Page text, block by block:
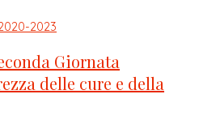
2023
Giornata
delle cure e della